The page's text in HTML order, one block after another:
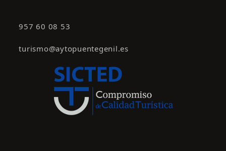
957 60 08 53
turismo@aytopuentegenil.es